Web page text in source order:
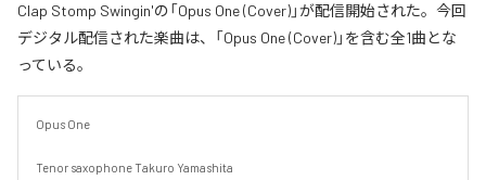
Clap Stomp Swingin'の「Opus One (Cover)」が配信開始された。今回
デジタル配信された楽曲は、「Opus One (Cover)」を含む全1曲とな
っている。
Opus One
Tenor saxophone Takuro Yamashita